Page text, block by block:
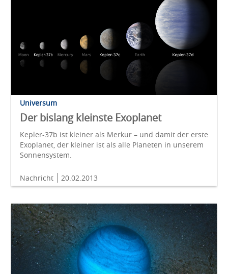
Universum
Der bislang kleinste Exoplanet
Kepler-37b ist kleiner als Merkur – und damit der erste
Exoplanet, der kleiner ist als alle Planeten in unserem
Sonnensystem.
Nachricht 20.02.2013